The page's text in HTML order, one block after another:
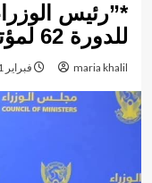
*”رئيس
للدورة 62 لمؤتمر ميونيخ للأمن*
maria khalil فبراير 11, 2026